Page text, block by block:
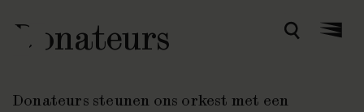
ZoekenMenu
Donateurs
Donateurs steunen ons orkest met een